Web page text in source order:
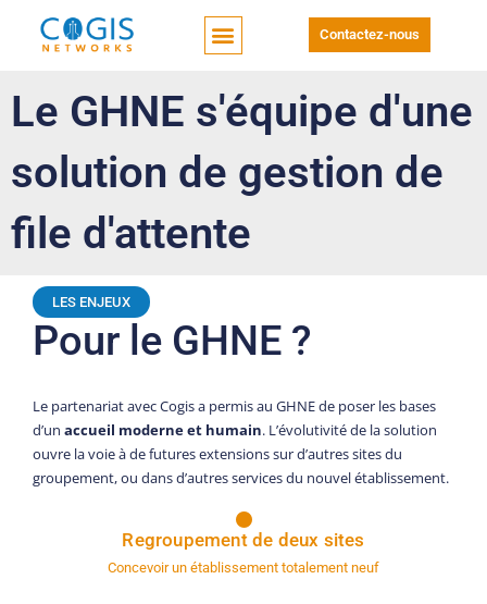
Contactez-nous
Le GHNE s'équipe d'une
solution de gestion de
file d'attente
LES ENJEUX
Pour le GHNE ?
Le partenariat avec Cogis a permis au GHNE de poser les bases
d’un accueil moderne et humain. L’évolutivité de la solution
ouvre la voie à de futures extensions sur d’autres sites du
groupement, ou dans d’autres services du nouvel établissement.
Regroupement de deux sites
Concevoir un établissement totalement neuf